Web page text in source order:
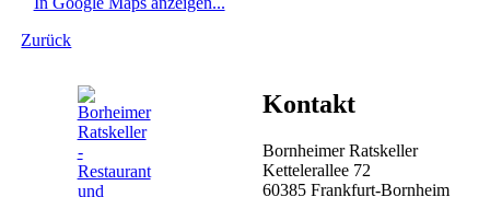
Zurück
Kontakt
Bornheimer Ratskeller
Kettelerallee 72
60385 Frankfurt-Bornheim